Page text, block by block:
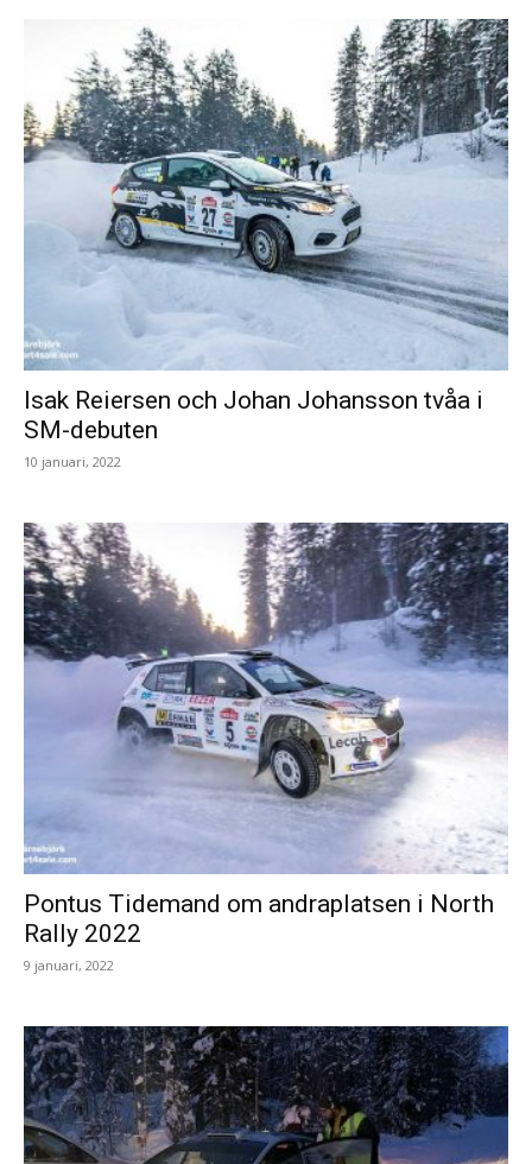
Isak Reiersen och Johan Johansson tvåa i
SM-debuten
10 januari, 2022
Pontus Tidemand om andraplatsen i North
Rally 2022
9 januari, 2022